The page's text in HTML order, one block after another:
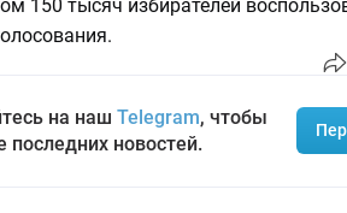
150 тысяч избирателей
на наш Telegram, чтобы
последних новостей.